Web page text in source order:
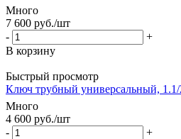
Много
7 600 руб./шт
-
+
В корзину
Быстрый просмотр
Ключ трубный универсальный, 1.1/
Много
4 600 руб./шт
-
+